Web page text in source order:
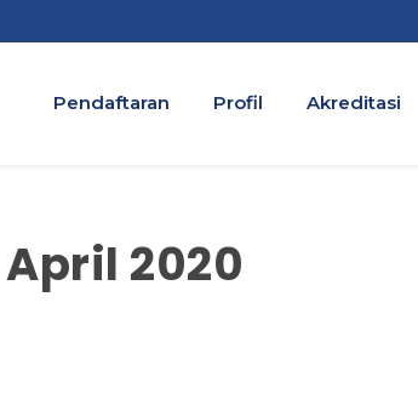
Pendaftaran Profil Akreditasi
April 2020